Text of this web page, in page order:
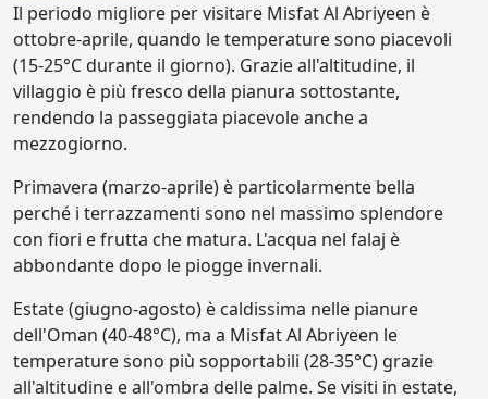
Il periodo migliore per visitare Misfat Al Abriyeen è
ottobre-aprile, quando le temperature sono piacevoli
(15-25°C durante il giorno). Grazie all'altitudine, il
villaggio è più fresco della pianura sottostante,
rendendo la passeggiata piacevole anche a
mezzogiorno.
Primavera (marzo-aprile) è particolarmente bella
perché i terrazzamenti sono nel massimo splendore
con fiori e frutta che matura. L'acqua nel falaj è
abbondante dopo le piogge invernali.
Estate (giugno-agosto) è caldissima nelle pianure
dell'Oman (40-48°C), ma a Misfat Al Abriyeen le
temperature sono più sopportabili (28-35°C) grazie
all'altitudine e all'ombra delle palme. Se visiti in estate,